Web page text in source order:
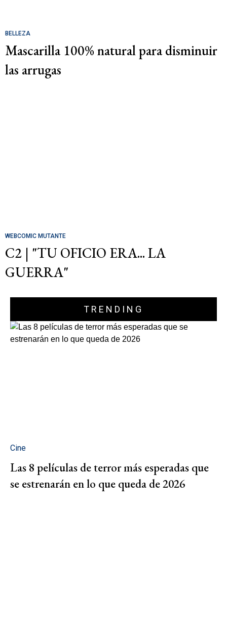
BELLEZA
Mascarilla 100% natural para disminuir
las arrugas
WEBCOMIC MUTANTE
C2 | "TU OFICIO ERA... LA
GUERRA"
TRENDING
Cine
Las 8 películas de terror más esperadas que
se estrenarán en lo que queda de 2026